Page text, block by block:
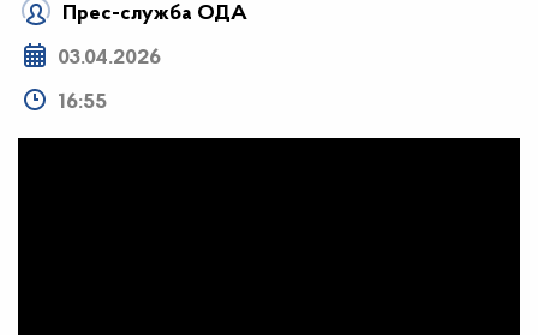
Прес-служба ОДА
03.04.2026
16:55